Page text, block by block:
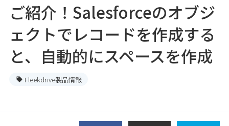
ご紹介！Salesforceのオブジ
ェクトでレコードを作成する
と、自動的にスペースを作成
Fleekdrive製品情報